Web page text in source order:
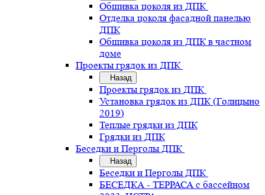
Обшивка цоколя из ДПК
Отделка цоколя фасадной панелью
ДПК
Обшивка цоколя из ДПК в частном
доме
Проекты грядок из ДПК
Назад
Проекты грядок из ДПК
Установка грядок из ДПК (Голицыно
2019)
Теплые грядки из ДПК
Грядки из ДПК
Беседки и Перголы ДПК
Назад
Беседки и Перголы ДПК
БЕСЕДКА - ТЕРРАСА с бассейном